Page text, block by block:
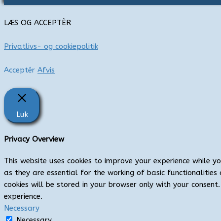
LÆS OG ACCEPTÈR
Privatlivs- og cookiepolitik
Acceptér Afvis
Luk
Privacy Overview
This website uses cookies to improve your experience
as they are essential for the working of basic
cookies will be stored in your browser only with your
experience.
Necessary